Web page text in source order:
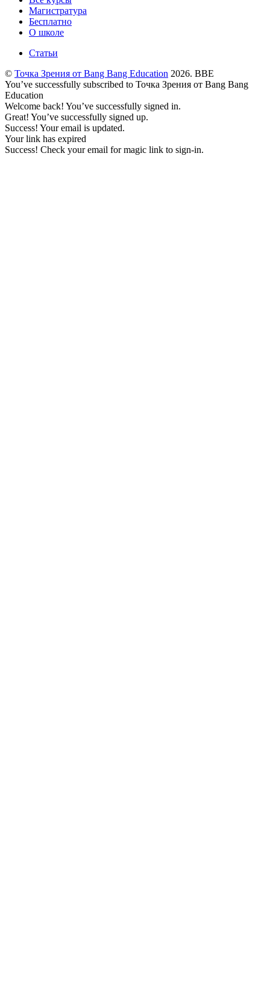
Магистратура
Бесплатно
О школе
Статьи
© Точка Зрения от Bang Bang Education 2026. BBE
You’ve successfully subscribed to Точка Зрения от Bang Bang
Education
Welcome back! You’ve successfully signed in.
Great! You’ve successfully signed up.
Success! Your email is updated.
Your link has expired
Success! Check your email for magic link to sign-in.